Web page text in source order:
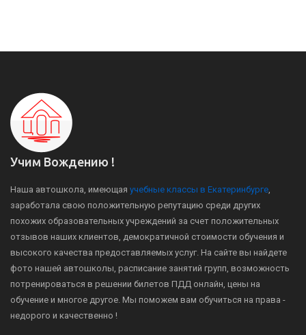
Учим Вождению !
Наша автошкола, имеющая учебные классы в Екатеринбурге
заработала свою положительную репутацию среди других
похожих образовательных учреждений за счет положительных
отзывов наших клиентов, демократичной стоимости обучения и
высокого качества предоставляемых услуг. На сайте вы найдете
фото нашей автошколы, расписание занятий групп, возможность
потренироваться в решении билетов ПДД онлайн, цены на
обучение и многое другое. Мы поможем вам обучиться на права -
недорого и качественно !